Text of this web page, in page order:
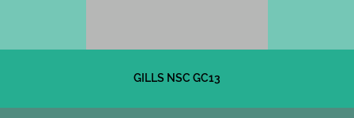
GILLS NSC GC13